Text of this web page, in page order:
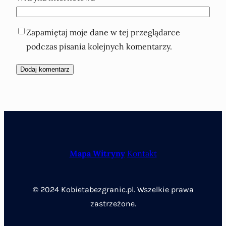
Zapamiętaj moje dane w tej przeglądarce
podczas pisania kolejnych komentarzy.
Mapa Witryny Kontakt
© 2024 Kobietabezgranic.pl. Wszelkie prawa
zastrzeżone.